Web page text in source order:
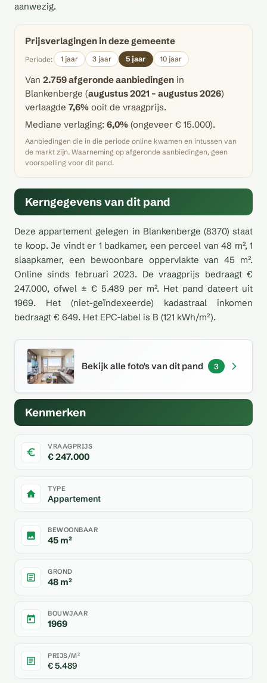
aanwezig.
Prijsverlagingen in deze gemeente
Periode: 1 jaar 3 jaar 5 jaar 10 jaar
Van 2.759 afgeronde aanbiedingen in
Blankenberge (augustus 2021 – augustus 2026)
verlaagde 7,6% ooit de vraagprijs.
Mediane verlaging: 6,0% (ongeveer € 15.000).
Aanbiedingen die in die periode online kwamen en intussen van
de markt zijn. Waarneming op afgeronde aanbiedingen, geen
voorspelling voor dit pand.
Kerngegevens van dit pand
Deze appartement gelegen in Blankenberge (8370) staat
te koop. Je vindt er 1 badkamer, een perceel van 48 m², 1
slaapkamer, een bewoonbare oppervlakte van 45 m².
Online sinds februari 2023. De vraagprijs bedraagt €
247.000, ofwel ± € 5.489 per m². Het pand dateert uit
1969. Het (niet-geïndexeerde) kadastraal inkomen
bedraagt € 649. Het EPC-label is B (121 kWh/m²).
Bekijk alle foto's van dit pand 3
Kenmerken
VRAAGPRIJS
€ 247.000
TYPE
Appartement
BEWOONBAAR
45 m²
GROND
48 m²
BOUWJAAR
1969
PRIJS/M²
€ 5.489